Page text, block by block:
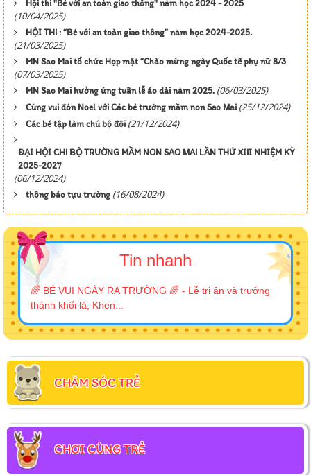
Hội thi "Bé với an toàn giao thông" năm học 2024 - 2025
(10/04/2025)
HỘI THI : “Bé với an toàn giao thông” năm học 2024-2025.
(21/03/2025)
MN Sao Mai tổ chức Họp mặt “Chào mừng ngày Quốc tế phụ nữ 8/3
(07/03/2025)
MN Sao Mai hưởng ứng tuần lễ áo dài năm 2025. (06/03/2025)
Cùng vui đón Noel với Các bé trường mầm non Sao Mai (25/12/2024)
Các bé tập làm chú bộ đội (21/12/2024)
ĐẠI HỘI CHI BỘ TRƯỜNG MẦM NON SAO MAI LẦN THỨ XIII NHIỆM KỲ
2025-2027
(06/12/2024)
thông báo tựu trường (16/08/2024)
Tin nhanh
🌈 BÉ VUI NGÀY RA TRƯỜNG 🌈 - Lễ tri ân và trưởng
thành khối lá, Khen...
CHĂM SÓC TRẺ
CHƠI CÙNG TRẺ